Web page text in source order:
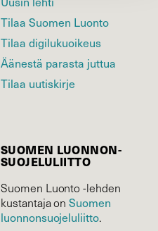
Tilaa Suomen Luonto
Tilaa digilukuoikeus
Äänestä parasta juttua
Tilaa uutiskirje
SUOMEN LUONNON­
SUOJELU­LIITTO
Suomen Luonto -lehden
kustantaja onSuomen
luonnonsuojelu­liitto.